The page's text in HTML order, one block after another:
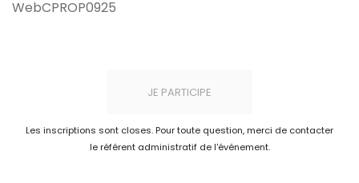
WebCPROP0925
JE PARTICIPE
Les inscriptions sont closes. Pour toute question, merci de contacter
le référent administratif de l'événement.